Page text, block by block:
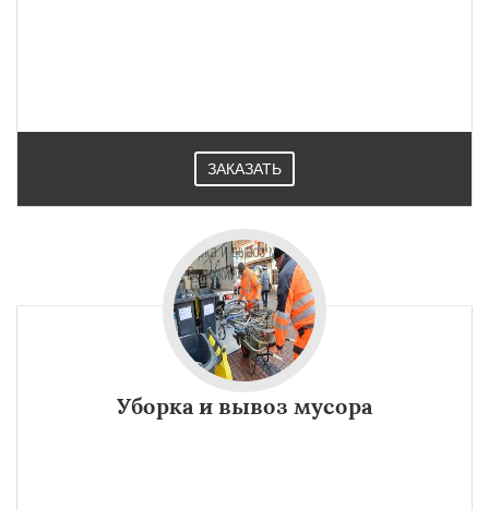
ЗАКАЗАТЬ
Уборка и вывоз мусора